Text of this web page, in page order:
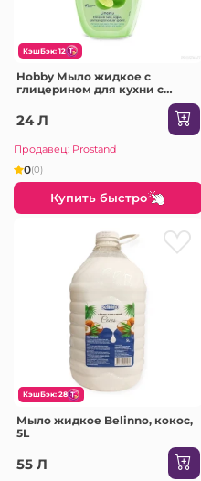
КэшБэк: 12
Hobby Мыло жидкое с
глицерином для кухни с
/12
24 Л
Продавец: Prostand
0(0)
Купить быстро
КэшБэк: 28
Мыло жидкое Belinno, кокос,
5L
55 Л